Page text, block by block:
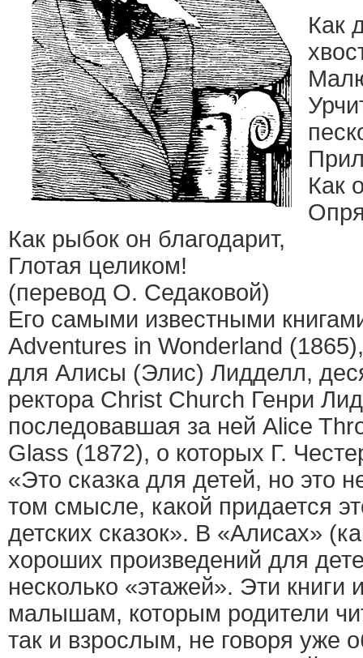
Как
Как
Как рыбок он благодарит,
Глотая целиком!
(перевод О. Седаковой)
Его самыми известными
Adventures in Wonderland
для Алисы (Элис) Лидделл,
ректора Christ Church Генри
последовавшая за ней Alice
Glass (1872), о которых Г.
«Это сказка для детей, но это
том смысле, какой придается
детских сказок». В «Алисах»
хороших произведений для
несколько «этажей». Эти книги
малышам, которым родители
так и взрослым, не говоря уже